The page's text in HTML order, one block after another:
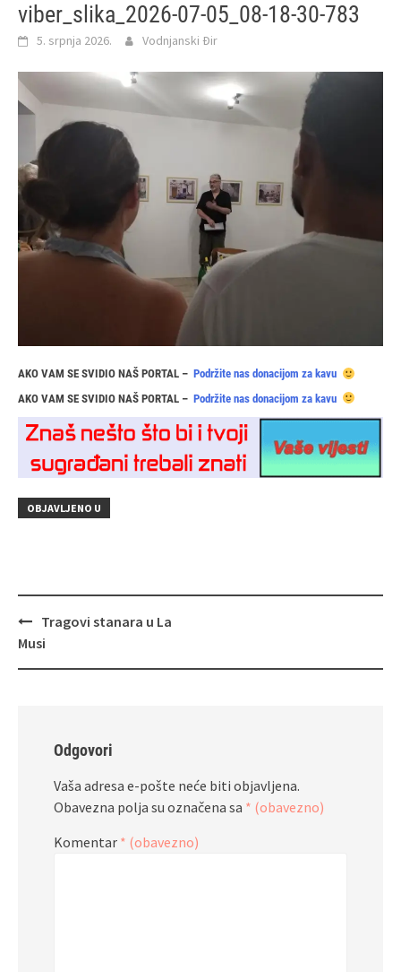
viber_slika_2026-07-05_08-18-30-783
5. srpnja 2026. Vodnjanski Đir
AKO VAM SE SVIDIO NAŠ PORTAL – Podržite nas donacijom za kavu
AKO VAM SE SVIDIO NAŠ PORTAL – Podržite nas donacijom za kavu
OBJAVLJENO U
Navigacija
objava
Tragovi stanara u La
Musi
Odgovori
Vaša adresa e-pošte neće biti objavljena.
Obavezna polja su označena sa * (obavezno)
Komentar * (obavezno)